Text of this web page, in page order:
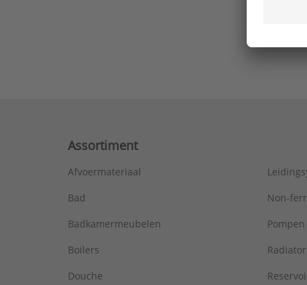
Ons
Assortiment
Afvoermateriaal
Bad
Badkamermeubelen
Boilers
Douche
Non-
Pompen